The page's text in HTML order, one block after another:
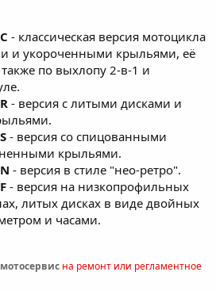
- классическая версия мотоцикла
и укороченными крыльями, её
по выхлопу 2-в-1 и
- версия с литыми дисками и
- версия со спицованными
крыльями.
- версия в стиле "нео-ретро".
- версия на низкопрофильных
литых дисках в виде двойных
и часами.
мотосервис на ремонт или регламентное